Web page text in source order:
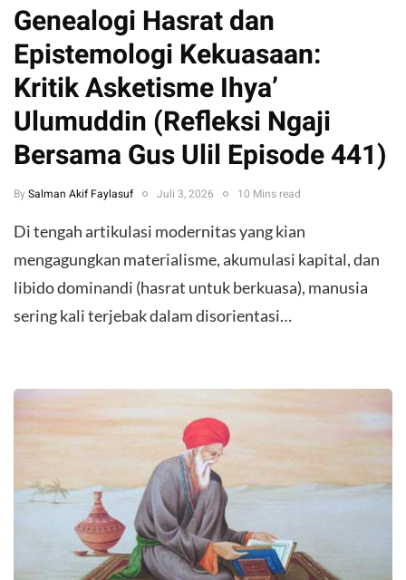
Genealogi Hasrat dan
Epistemologi Kekuasaan:
Kritik Asketisme Ihya’
Ulumuddin (Refleksi Ngaji
Bersama Gus Ulil Episode 441)
By Salman Akif Faylasuf Juli 3, 2026 10 Mins read
Di tengah artikulasi modernitas yang kian
mengagungkan materialisme, akumulasi kapital, dan
libido dominandi (hasrat untuk berkuasa), manusia
sering kali terjebak dalam disorientasi…